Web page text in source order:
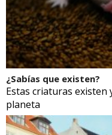
¿Sabías que existen?
Estas criaturas existen
planeta